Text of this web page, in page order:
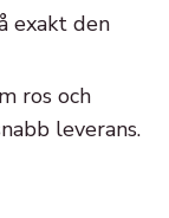
exakt den
ros och
leverans.